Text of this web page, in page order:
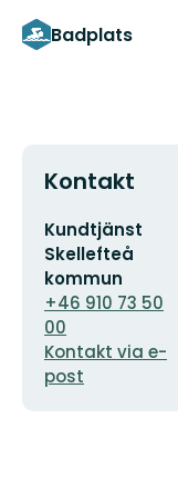
Badplats
Kontakt
E-
postadress
Kundtjänst
Skellefteå
kommun
+46 910 73 50
00
Kontakt via e-
post